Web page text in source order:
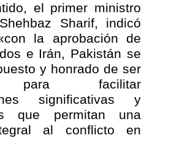
el primer ministro
Sharif, indicó
la aprobación de
e Irán, Pakistán se
y honrado de ser
para facilitar
significativas y
que permitan una
al conflicto en